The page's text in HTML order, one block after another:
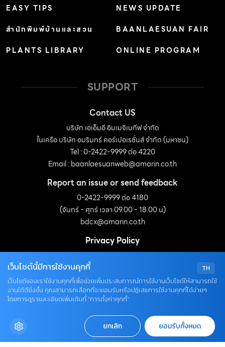
ขนาดนี้ อย่าง”เมืองเกาะเกร็ด”ที่ผมผสมพันธุ์เองเมื่อ 2 ปีที่
ต้นที่สมบูรณ์มีหัวและฝักพร้อมทำพันธุ์ เราขายในราคา
สร้างรายได้ได้ ปรากฏว่าของขายดีจนหมดและขาดตลาด ทีนี้
EASY TIPS
สำนักพิมพ์บ้านและสวน
PLANTS LIBRARY
NEWS UPDATE
BAANLAESUAN FAIR
ONLINE PROGRAM
SUPPORT
Contact US
บริษัท เอเอ็มอี อิมเมจิเนทีฟ จำกัด
ในเครือ บริษัท อมรินทร์ คอร์เปอเรชั่นส์ จำกัด (มหาชน)
Tel : 0-2422-9999 ต่อ 4220
Email :baanlaesuanweb@amarin.co.th
Report an issue or send feedback
0-2422-9999 ต่อ 4180
(จันทร์ - ศุกร์ เวลา 09.00 - 18.00 น)
bdcx@amarin.co.th
Privacy Policy
OUR SOCIALS
TH
เว็บไซต์นี้มีการใช้งานคุกกี้
เว็บไซต์ของเราใช้งานคุกกี้เพื่อช่วยเพิ่มประสบการณ์การใช้งานเว็บไซต์ให้สามารถใช้
งานได้ดียิ่งขึ้น คุณสามารถเลือกที่จะยอมรับหรือปฏิเสธการใช้งานคุกกี้ได้ง่ายๆ
โดยการดูรายละเอียดเพิ่มเติมที่ “การตั้งค่าคุกกี้”
ยกเลิก ยอมรับทั้งหมด